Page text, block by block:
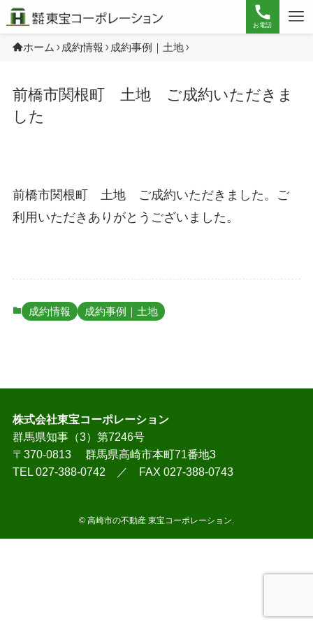
お電話
ホーム 成約情報 成約事例｜土地
前橋市関根町 土地 ご成約いただきま
した
前橋市関根町 土地 ご成約いただきました。ご
利用いただきありがとうございました。
成約情報 成約事例｜土地
株式会社東宝コーポレーション
群馬県知事（3）第7246号
〒370-0813 群馬県高崎市本町71番地3
TEL 027-388-0742 ／ FAX 027-388-0743
© 高崎市の不動産 東宝コーポレーション.